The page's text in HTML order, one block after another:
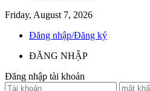
Friday, August 7, 2026
Đăng nhập/Đăng ký
ĐĂNG NHẬP
Đăng nhập tài khoản